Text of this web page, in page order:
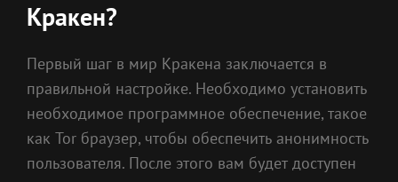
Кракен?
Первый шаг в мир Кракена заключается в
правильной настройке. Необходимо установить
необходимое программное обеспечение, такое
как Tor браузер, чтобы обеспечить анонимность
пользователя. После этого вам будет доступен